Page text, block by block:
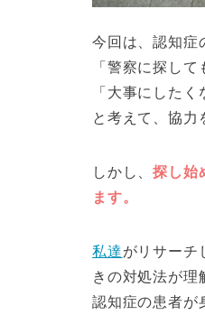
今回は、認知症
「警察に探して
「大事にしたく
と考えて、協力
しかし、探し始
ます。
私達がリサーチ
きの対処法が理
認知症の患者が